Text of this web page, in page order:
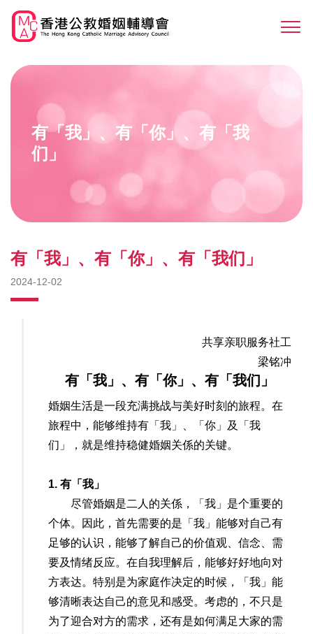
main
有「我」、有「你」、有「我
们」
有「我」、有「你」、有「我们」
2024-12-02
共享亲职服务社工
梁铭冲
有「我」、有「你」、有「我们」
婚姻生活是一段充满挑战与美好时刻的旅程。在
旅程中，能够维持有「我」、「你」及「我
们」，就是维持稳健婚姻关係的关键。
1. 有「我」
尽管婚姻是二人的关係，「我」是个重要的
个体。因此，首先需要的是「我」能够对自己有
足够的认识，能够了解自己的价值观、信念、需
要及情绪反应。在自我理解后，能够好好地向对
方表达。特别是为家庭作决定的时候，「我」能
够清晰表达自己的意见和感受。考虑的，不只是
为了迎合对方的需求，还有是如何满足大家的需